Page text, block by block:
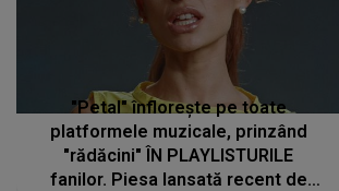
"Petal" înflorește pe toate
platformele muzicale, prinzând
"rădăcini" ÎN PLAYLISTURILE
fanilor. Piesa lansată recent de